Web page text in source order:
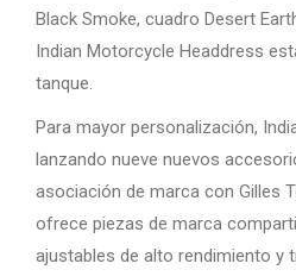
Black Smoke, cuadro Desert
Indian Motorcycle Headdress
tanque.
Para mayor personalización,
lanzando nueve nuevos
asociación de marca con Gilles
ofrece piezas de marca
ajustables de alto rendimiento y